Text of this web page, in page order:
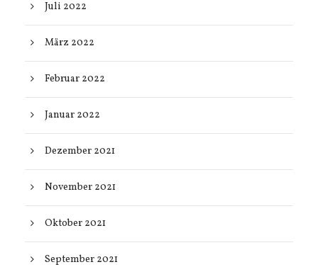
Juli 2022
März 2022
Februar 2022
Januar 2022
Dezember 2021
November 2021
Oktober 2021
September 2021